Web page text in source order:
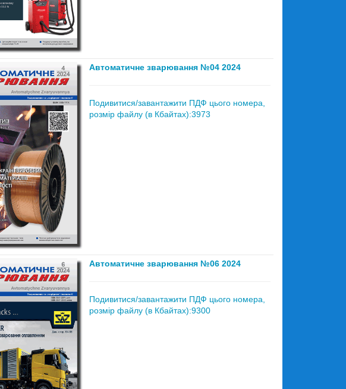
Автоматичне зварювання №04 2024
Подивитися/завантажити ПДФ цього номера,
розмір файлу (в Кбайтах):3973
Автоматичне зварювання №06 2024
Подивитися/завантажити ПДФ цього номера,
розмір файлу (в Кбайтах):9300